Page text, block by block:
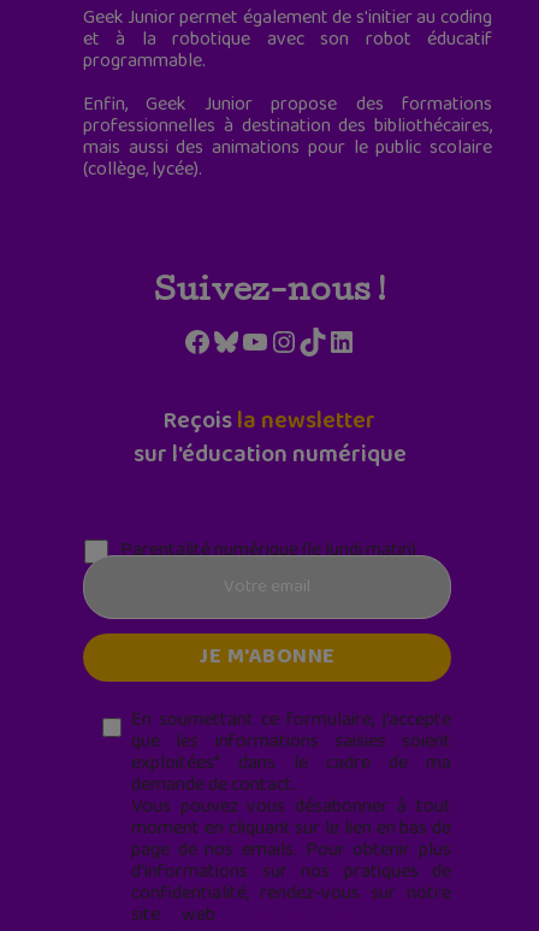
Geek Junior permet également de s'initier au coding
et à la robotique avec son robot éducatif
programmable.
Enfin, Geek Junior propose des formations
professionnelles à destination des bibliothécaires,
mais aussi des animations pour le public scolaire
(collège, lycée).
Suivez-nous !
Facebook
Bluesky
YouTube
Instagram
TikTokLinkedIn
Reçoisla newsletter
sur l'éducation numérique
Parentalité numérique (le lundi matin)
En soumettant ce formulaire, j’accepte
que les informations saisies soient
exploitées* dans le cadre de ma
demande de contact.
Vous pouvez vous désabonner à tout
moment en cliquant sur le lien en bas de
page de nos emails. Pour obtenir plus
d'informations sur nos pratiques de
confidentialité, rendez-vous sur notre
site web